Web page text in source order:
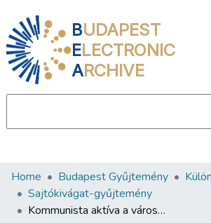
BUDAPEST
ELECTRONIC
ARCHIVE
Communities & Collections
All of DSpace
Home Budapest Gyűjtemény
Sajtókivágat-gyűjtemény
Kommunista aktíva a városházán